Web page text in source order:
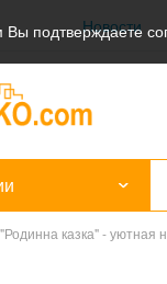
подтверждаете
Новости
казка" - уютная